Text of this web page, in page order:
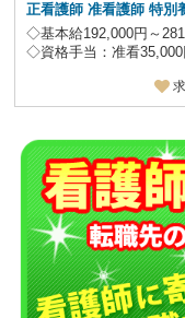
正看護師 准看護師 特別
◇基本給192,000円～
◇資格手当：准看35,000